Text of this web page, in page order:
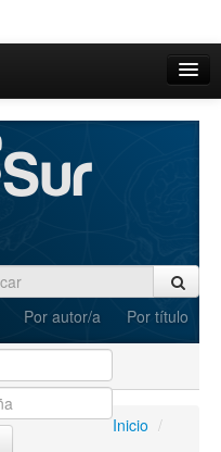
Por autor/a Por título
Inicio /